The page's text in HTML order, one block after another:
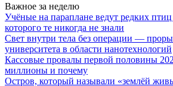
Важное за неделю
Учёные на параплане ведут редких
которого те никогда не знали
Свет внутри тела без операции —
университета в области нанотехнологий
Кассовые провалы первой половины
миллионы и почему
Остров, который называли «землёй